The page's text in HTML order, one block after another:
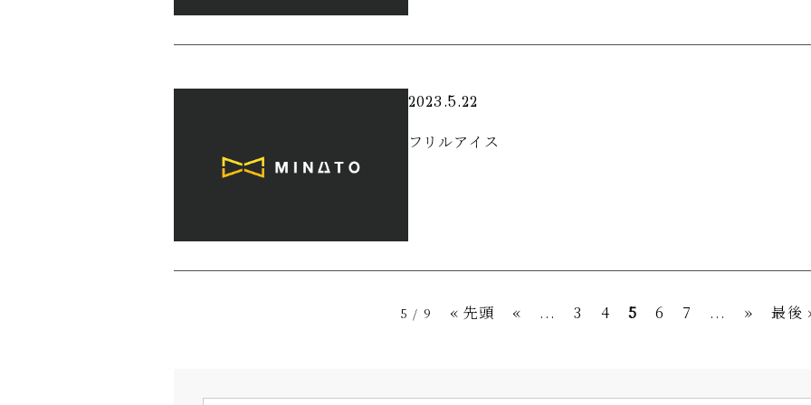
2023.5.22
フリルアイス
5 / 9 « 先頭 « ... 3 4 5 6 7 ... » 最後